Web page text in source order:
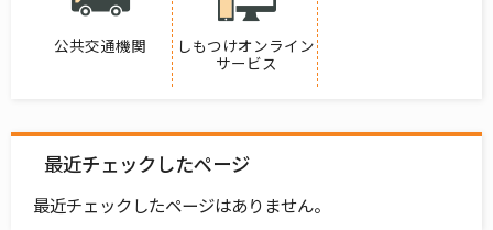
公共交通機関
しもつけオンライン
サービス
最近チェックしたページ
最近チェックしたページはありません。